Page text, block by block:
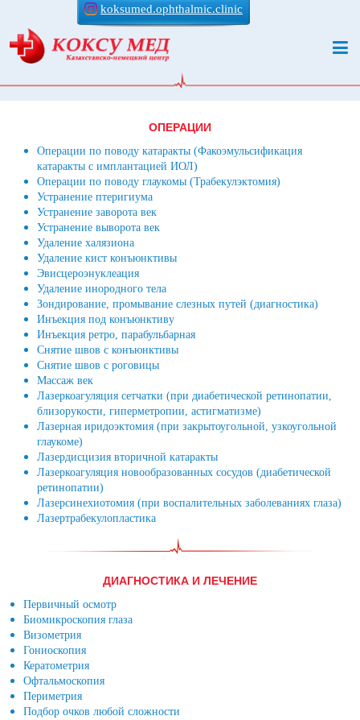
koksumed.ophthalmic.clinic
ОПЕРАЦИИ
Операции по поводу катаракты (Факоэмульсификация
катаракты с имплантацией ИОЛ)
Операции по поводу глаукомы (Трабекулэктомия)
Устранение птеригиума
Устранение заворота век
Устранение выворота век
Удаление халязиона
Удаление кист конъюнктивы
Эвисцероэнуклеация
Удаление инородного тела
Зондирование, промывание слезных путей (диагностика)
Инъекция под конъюнктиву
Инъекция ретро, парабульбарная
Снятие швов с конъюнктивы
Снятие швов с роговицы
Массаж век
Лазеркоагуляция сетчатки (при диабетической ретинопатии,
близорукости, гиперметропии, астигматизме)
Лазерная иридоэктомия (при закрытоугольной, узкоугольной
глаукоме)
Лазердисцизия вторичной катаракты
Лазеркоагуляция новообразованных сосудов (диабетической
ретинопатии)
Лазерсинехиотомия (при воспалительных заболеваниях глаза)
Лазертрабекулопластика
ДИАГНОСТИКА И ЛЕЧЕНИЕ
Первичный осмотр
Биомикроскопия глаза
Визометрия
Гониоскопия
Кератометрия
Офтальмоскопия
Периметрия
Подбор очков любой сложности